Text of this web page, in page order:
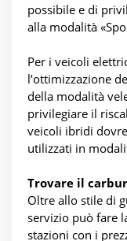
possibile e di
alla modalità
Per i veicoli
l’ottimizzazione
della modalità
privilegiare il
veicoli ibridi
utilizzati in
Trovare il
Oltre allo stile di
servizio può fare
stazioni con i